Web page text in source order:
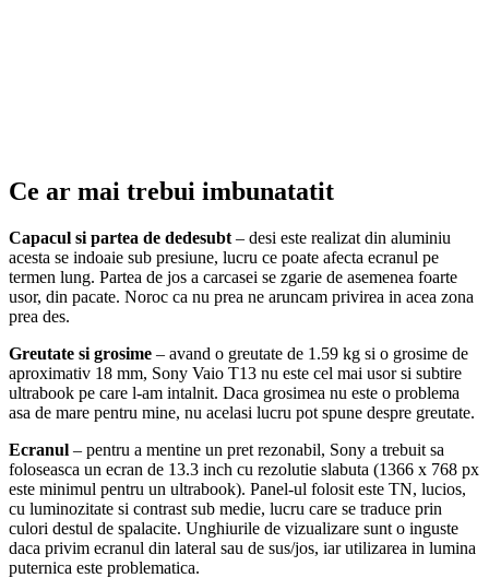
Ce ar mai trebui imbunatatit
Capacul si partea de dedesubt – desi este realizat din aluminiu
acesta se indoaie sub presiune, lucru ce poate afecta ecranul pe
termen lung. Partea de jos a carcasei se zgarie de asemenea foarte
usor, din pacate. Noroc ca nu prea ne aruncam privirea in acea zona
prea des.
Greutate si grosime – avand o greutate de 1.59 kg si o grosime de
aproximativ 18 mm, Sony Vaio T13 nu este cel mai usor si subtire
ultrabook pe care l-am intalnit. Daca grosimea nu este o problema
asa de mare pentru mine, nu acelasi lucru pot spune despre greutate.
Ecranul – pentru a mentine un pret rezonabil, Sony a trebuit sa
foloseasca un ecran de 13.3 inch cu rezolutie slabuta (1366 x 768 px
este minimul pentru un ultrabook). Panel-ul folosit este TN, lucios,
cu luminozitate si contrast sub medie, lucru care se traduce prin
culori destul de spalacite. Unghiurile de vizualizare sunt o inguste
daca privim ecranul din lateral sau de sus/jos, iar utilizarea in lumina
puternica este problematica.